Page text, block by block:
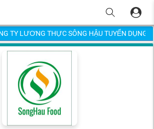
TY LƯƠNG THỰC SÔNG HẬU TUYỂN DỤNG